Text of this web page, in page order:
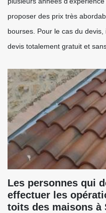
proposer des prix très
bourses. Pour le cas du
devis totalement gratuit et
Les personnes qui
effectuer les
toits des maisons à